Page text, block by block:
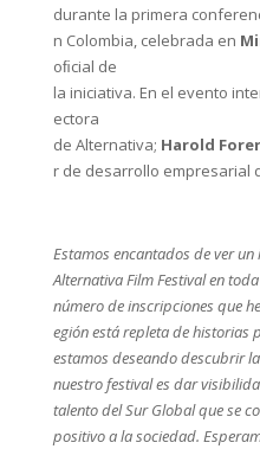
durante la primera
n Colombia, celebrada en
oﬁcial de
la iniciativa. En el evento
ectora
de Alternativa; Harold
r de desarrollo empresarial
Estamos encantados de ver
Alternativa Film Festival en
número de inscripciones que
egión está repleta de historias
estamos deseando descubrir
nuestro festival es dar
talento del Sur Global que se
positivo a la sociedad.